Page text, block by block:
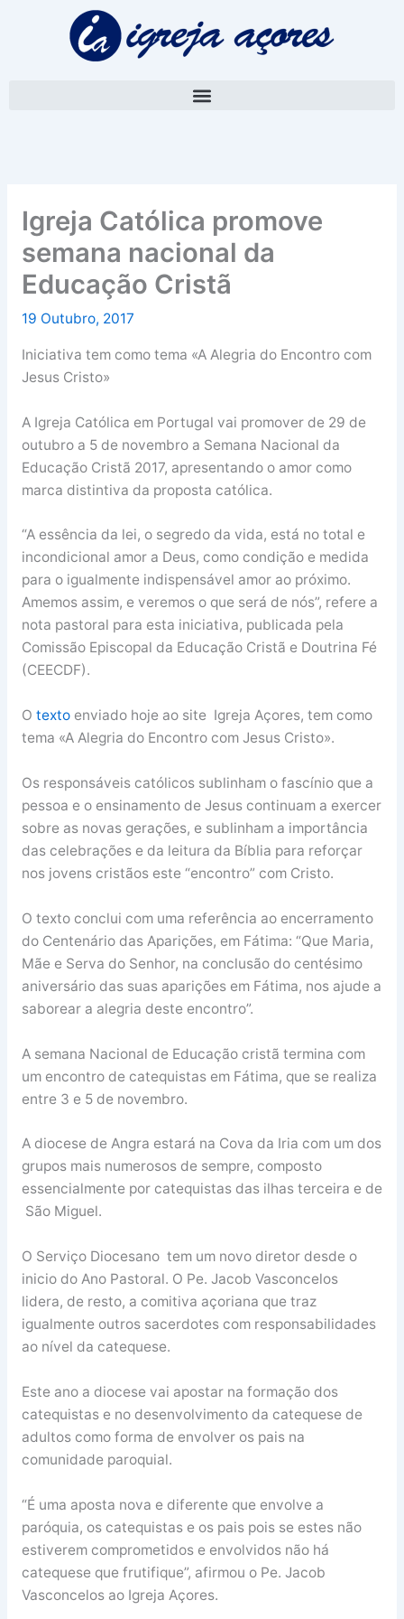
Igreja Católica promove
semana nacional da
Educação Cristã
19 Outubro, 2017
Iniciativa tem como tema «A Alegria do Encontro com
Jesus Cristo»
A Igreja Católica em Portugal vai promover de 29 de
outubro a 5 de novembro a Semana Nacional da
Educação Cristã 2017, apresentando o amor como
marca distintiva da proposta católica.
“A essência da lei, o segredo da vida, está no total e
incondicional amor a Deus, como condição e medida
para o igualmente indispensável amor ao próximo.
Amemos assim, e veremos o que será de nós”, refere a
nota pastoral para esta iniciativa, publicada pela
Comissão Episcopal da Educação Cristã e Doutrina Fé
(CEECDF).
O textoenviado hoje ao site Igreja Açores, tem como
tema «A Alegria do Encontro com Jesus Cristo».
Os responsáveis católicos sublinham o fascínio que a
pessoa e o ensinamento de Jesus continuam a exercer
sobre as novas gerações, e sublinham a importância
das celebrações e da leitura da Bíblia para reforçar
nos jovens cristãos este “encontro” com Cristo.
O texto conclui com uma referência ao encerramento
do Centenário das Aparições, em Fátima: “Que Maria,
Mãe e Serva do Senhor, na conclusão do centésimo
aniversário das suas aparições em Fátima, nos ajude a
saborear a alegria deste encontro”.
A semana Nacional de Educação cristã termina com
um encontro de catequistas em Fátima, que se realiza
entre 3 e 5 de novembro.
A diocese de Angra estará na Cova da Iria com um dos
grupos mais numerosos de sempre, composto
essencialmente por catequistas das ilhas terceira e de
São Miguel.
O Serviço Diocesano tem um novo diretor desde o
inicio do Ano Pastoral. O Pe. Jacob Vasconcelos
lidera, de resto, a comitiva açoriana que traz
igualmente outros sacerdotes com responsabilidades
ao nível da catequese.
Este ano a diocese vai apostar na formação dos
catequistas e no desenvolvimento da catequese de
adultos como forma de envolver os pais na
comunidade paroquial.
“É uma aposta nova e diferente que envolve a
paróquia, os catequistas e os pais pois se estes não
estiverem comprometidos e envolvidos não há
catequese que frutifique”, afirmou o Pe. Jacob
Vasconcelos ao Igreja Açores.